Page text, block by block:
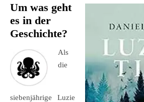
Um was geht
es in der
Geschichte?
Als
die
siebenjährige Luzie